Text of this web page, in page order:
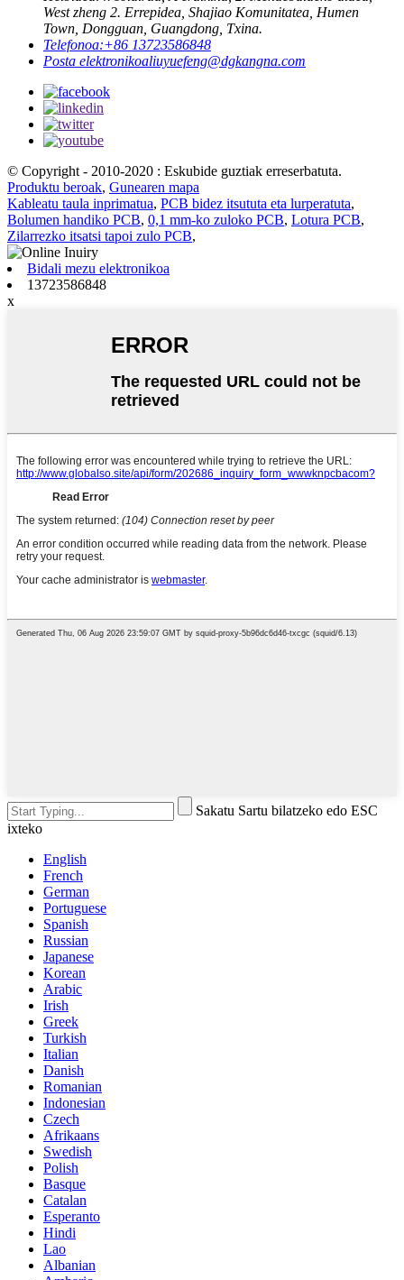
West zheng 2. Errepidea, Shajiao Komunitatea, Humen
Town, Dongguan, Guangdong, Txina.
Telefonoa:+86 13723586848
Posta elektronikoaliuyuefeng@dgkangna.com
© Copyright - 2010-2020 : Eskubide guztiak erreserbatuta.
Produktu beroak, Gunearen mapa
Kableatu taula inprimatua, PCB bidez itsututa eta lurperatuta,
Bolumen handiko PCB, 0,1 mm-ko zuloko PCB, Lotura PCB,
Zilarrezko itsatsi tapoi zulo PCB,
Bidali mezu elektronikoa
13723586848
x
Sakatu Sartu bilatzeko edo ESC
ixteko
English
French
German
Portuguese
Spanish
Russian
Japanese
Korean
Arabic
Irish
Greek
Turkish
Italian
Danish
Romanian
Indonesian
Czech
Afrikaans
Swedish
Polish
Basque
Catalan
Esperanto
Hindi
Lao
Albanian